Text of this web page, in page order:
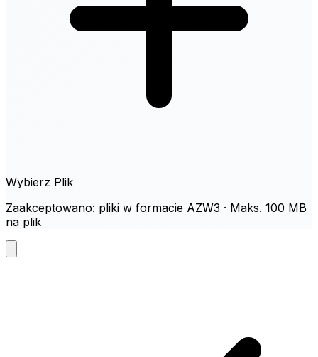
Wybierz Plik
Zaakceptowano: pliki w formacie AZW3 · Maks. 100 MB
na plik